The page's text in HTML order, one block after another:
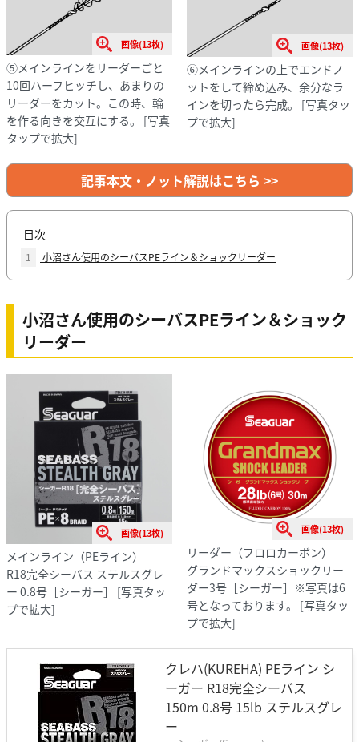
画像(13枚)
⑤メインラインをリーダーごと
10回ハーフヒッチし、あまりの
リーダーをカット。この時、輪
を作る向きを交互にする。
[写真
タップで拡大]
画像(13枚)
⑥メインラインの上でエンドノ
ットをして締め込み、余分なラ
インを切ったら完成。
[写真タッ
プで拡大]
記事本文・ノット解説はこちら >>
目次
1 小沼さん使用のシーバスPEライン＆ショックリーダー
小沼さん使用のシーバスPEライン＆ショック
リーダー
画像(13枚)
メインライン（PEライン）
R18完全シーバス ステルスグレ
ー 0.8号［シーガー］
[写真タッ
プで拡大]
画像(13枚)
リーダー（フロロカーボン）
グランドマックスショックリー
ダー3号［シーガー］※写真は6
号となっております。
[写真タッ
プで拡大]
クレハ(KUREHA) PEライン シ
ーガー R18完全シーバス
150m 0.8号 15lb ステルスグレ
ー